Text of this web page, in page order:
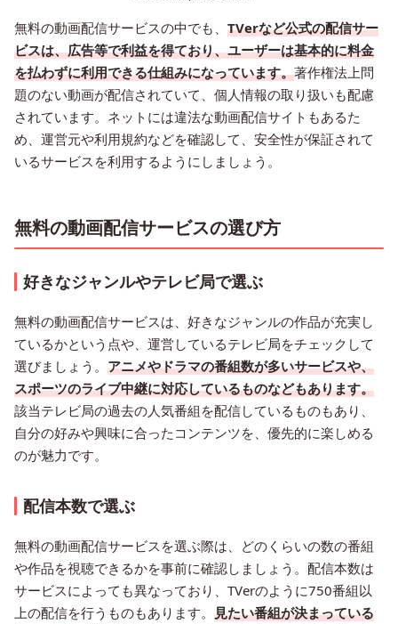
無料の動画配信サービスの中でも、 TVerなど公式の配信サー
ビスは、広告等で利益を得ており、ユーザーは基本的に料金
を払わずに利用できる仕組みになっています。著作権法上問
題のない動画が配信されていて、個人情報の取り扱いも配慮
されています。ネットには違法な動画配信サイトもあるた
め、運営元や利用規約などを確認して、安全性が保証されて
いるサービスを利用するようにしましょう。
無料の動画配信サービスの選び方
好きなジャンルやテレビ局で選ぶ
無料の動画配信サービスは、好きなジャンルの作品が充実し
ているかという点や、運営しているテレビ局をチェックして
選びましょう。 アニメやドラマの番組数が多いサービスや、
スポーツのライブ中継に対応しているものなどもあります。
該当テレビ局の過去の人気番組を配信しているものもあり、
自分の好みや興味に合ったコンテンツを、優先的に楽しめる
のが魅力です。
配信本数で選ぶ
無料の動画配信サービスを選ぶ際は、どのくらいの数の番組
や作品を視聴できるかを事前に確認しましょう。配信本数は
サービスによっても異なっており、TVerのように750番組以
上の配信を行うものもあります。 見たい番組が決まっている